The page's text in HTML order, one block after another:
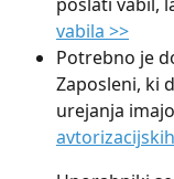
vabila >>
Potrebno je
Zaposleni, ki
urejanja